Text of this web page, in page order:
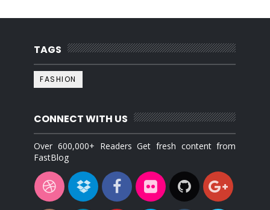
TAGS
FASHION
CONNECT WITH US
Over 600,000+ Readers Get fresh content from
FastBlog